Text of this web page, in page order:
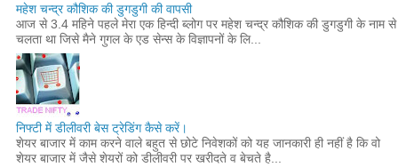
महेश चन्द्र कौशिक की डुगडुगी की वापसी
आज से 3.4 महिने पहले मेरा एक हिन्दी ब्लोग पर महेश चन्द्र कौशिक की डुगडुगी के नाम से
चलता था जिसे मैने गुगल के एड सेन्स के विज्ञापनों के लि...
निफ्टी में डीलीवरी बेस ट्रेडिंग कैसे करें।
शेयर बाजार में काम करने वाले बहुत से छोटे निवेशकों को यह जानकारी ही नहीं है कि वो
शेयर बाजार में जैसे शेयरों को डीलीवरी पर खरीदते व बेचते है...